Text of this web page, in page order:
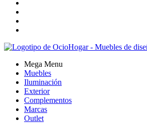
Mega Menu
Muebles
Iluminación
Exterior
Complementos
Marcas
Outlet